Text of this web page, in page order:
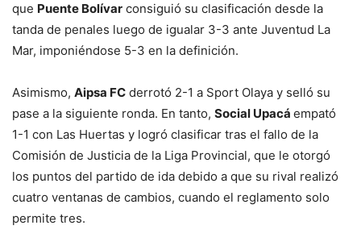
que Puente Bolívar consiguió su clasificación desde la
tanda de penales luego de igualar 3-3 ante Juventud La
Mar, imponiéndose 5-3 en la definición.
Asimismo, Aipsa FC derrotó 2-1 a Sport Olaya y selló su
pase a la siguiente ronda. En tanto, Social Upacá empató
1-1 con Las Huertas y logró clasificar tras el fallo de la
Comisión de Justicia de la Liga Provincial, que le otorgó
los puntos del partido de ida debido a que su rival realizó
cuatro ventanas de cambios, cuando el reglamento solo
permite tres.